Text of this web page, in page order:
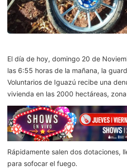
El día de hoy, domingo 20 de
las 6:55 horas de la mañana, la
Voluntarios de Iguazú recibe una
vivienda en las 2000 hectáreas,
Rápidamente salen dos dotaciones,
para sofocar el fuego.